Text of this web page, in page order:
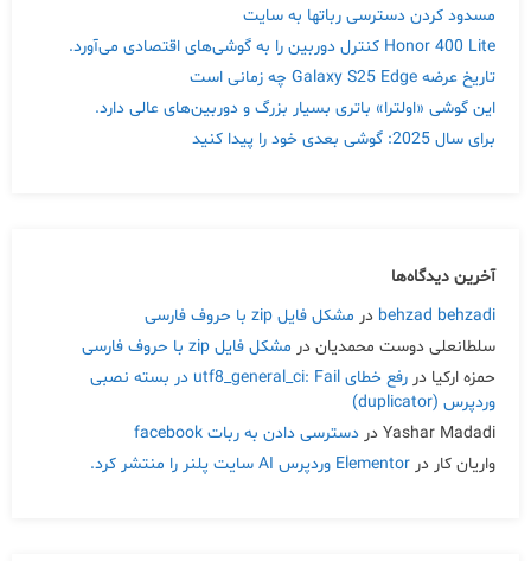
مسدود کردن دسترسی رباتها به سایت
Honor 400 Lite کنترل دوربین را به گوشی‌های اقتصادی می‌آورد.
تاریخ عرضه Galaxy S25 Edge چه زمانی است
این گوشی «اولترا» باتری بسیار بزرگ و دوربین‌های عالی دارد.
برای سال 2025: گوشی بعدی خود را پیدا کنید
آخرین دیدگاه‌ها
behzad behzadi در مشکل فایل zip با حروف فارسی
سلطانعلی دوست محمدیان در مشکل فایل zip با حروف فارسی
حمزه ارکیا در
رفع خطای utf8_general_ci: Fail در بسته نصبی
وردپرس (duplicator)
Yashar Madadi در دسترسی دادن به ربات facebook
واریان کار در Elementor وردپرس AI سایت پلنر را منتشر کرد.